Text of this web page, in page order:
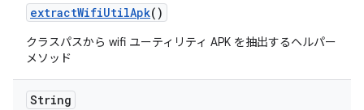
extractWifiUtilApk()
クラスパスから wifi ユーティリティ APK を抽出するヘルパー
メソッド
String